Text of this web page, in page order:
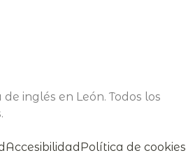
inglés en León. Todos los
Accesibilidad Política de cookies